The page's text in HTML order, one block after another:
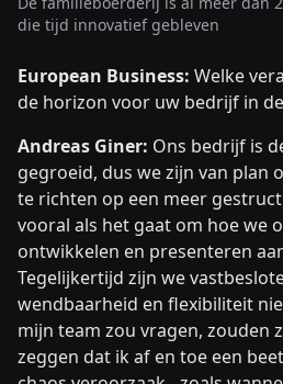
die tijd innovatief gebleven
European Business: Welke
de horizon voor uw bedrijf in
Andreas Giner: Ons bedrijf is
gegroeid, dus we zijn van plan
te richten op een meer
vooral als het gaat om hoe we
ontwikkelen en presenteren
Tegelijkertijd zijn we
wendbaarheid en flexibiliteit
mijn team zou vragen, zouden
zeggen dat ik af en toe een